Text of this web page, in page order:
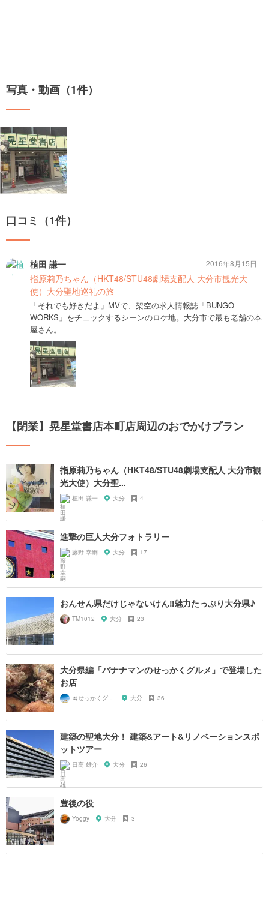
写真・動画（1件）
口コミ（1件）
植田 謙一
指原莉乃ちゃん（HKT48/STU48劇場支配人 大分市観光大
使）大分聖地巡礼の旅
「それでも好きだよ」MVで、架空の求人情報誌「BUNGO
WORKS」をチェックするシーンのロケ地。大分市で最も老舗の本
屋さん。
2016年8月15日
【閉業】晃星堂書店本町店周辺のおでかけプラン
指原莉乃ちゃん（HKT48/STU48劇場支配人 大分市観
光大使）大分聖...
植田 謙一 大分 4
進撃の巨人大分フォトラリー
藤野 幸嗣 大分 17
おんせん県だけじゃないけん‼︎魅力たっぷり大分県♪
TM1012 大分 23
大分県編「バナナマンのせっかくグルメ」で登場した
お店
🍌せっかくグルメまにあ🍌 大分 36
建築の聖地大分！ 建築&アート&リノベーションスポ
ットツアー
日高 雄介 大分 26
豊後の役
Yoggy 大分 3